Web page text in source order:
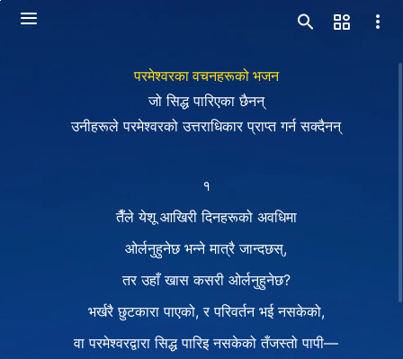
परमेश्‍वरका वचनहरूको भजन
जो सिद्ध पारिएका छैनन्
उनीहरूले परमेश्‍वरको उत्तराधिकार प्राप्त गर्न सक्दैनन्
१
तैँले येशू आखिरी दिनहरूको अवधिमा
ओर्लनुहुनेछ भन्‍ने मात्रै जान्दछस्,
तर उहाँ खास कसरी ओर्लनुहुनेछ?
भर्खरै छुटकारा पाएको, र परिवर्तन भई नसकेको,
वा परमेश्‍वरद्वारा सिद्ध पारिइ नसकेको तँजस्तो पापी—